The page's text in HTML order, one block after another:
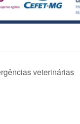
veterinárias